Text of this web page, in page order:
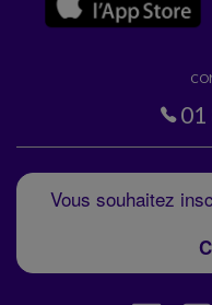
01
Vous souhaitez